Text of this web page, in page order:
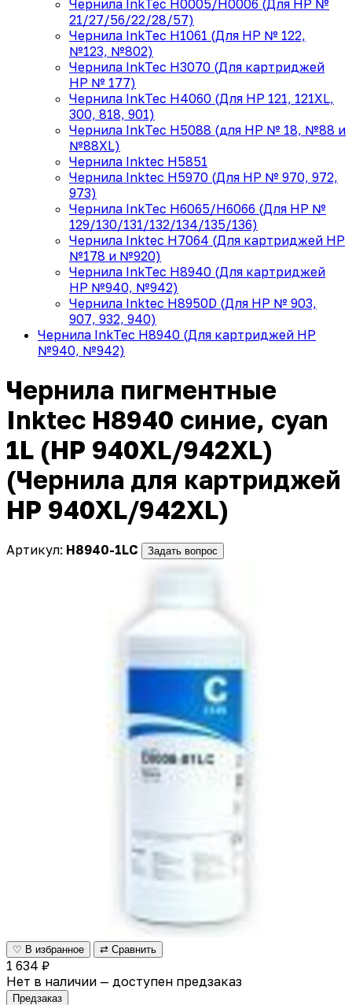
Чернила InkTec H0005/H0006 (Для HP №
21/27/56/22/28/57)
Чернила InkTec H1061 (Для HP № 122,
№123, №802)
Чернила InkTec H3070 (Для картриджей
HP № 177)
Чернила InkTec H4060 (Для HP 121, 121XL,
300, 818, 901)
Чернила InkTec H5088 (для HP № 18, №88 и
№88XL)
Чернила Inktec H5851
Чернила Inktec H5970 (Для HP № 970, 972,
973)
Чернила InkTec H6065/H6066 (Для HP №
129/130/131/132/134/135/136)
Чернила Inktec H7064 (Для картриджей HP
№178 и №920)
Чернила InkTec H8940 (Для картриджей
HP №940, №942)
Чернила Inktec H8950D (Для HP № 903,
907, 932, 940)
Чернила InkTec H8940 (Для картриджей HP
№940, №942)
Чернила пигментные
Inktec H8940 синие, cyan
1L (HP 940XL/942XL)
(Чернила для картриджей
HP 940XL/942XL)
Артикул: H8940-1LC Задать вопрос
♡ В избранное ⇄ Сравнить
1 634 ₽
Нет в наличии — доступен предзаказ
Предзаказ